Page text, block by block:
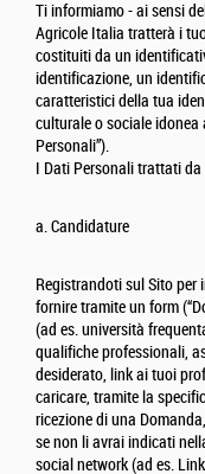
Ti informiamo - ai sensi
Agricole Italia tratterà i
costituiti da un
identificazione, un
caratteristici della tua
culturale o sociale
Personali”).
I Dati Personali trattati
a. Candidature
Registrandoti sul Sito
fornire tramite un form
(ad es. università
qualifiche professionali,
desiderato, link ai tuoi
caricare, tramite la
ricezione di una
se non li avrai indicati
social network (ad es.